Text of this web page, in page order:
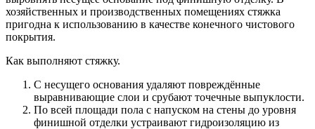
хозяйственных и производственных помещениях стяжка
пригодна к использованию в качестве конечного чистового
покрытия.
Как выполняют стяжку.
С несущего основания удаляют повреждённые
выравнивающие слои и срубают точечные выпуклости.
По всей площади пола с напуском на стены до уровня
финишной отделки устраивают гидроизоляцию из